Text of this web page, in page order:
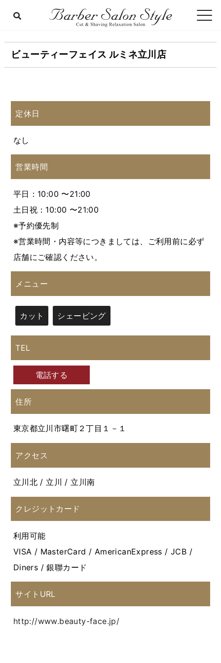
ビューティーフェイス ルミネ立川店
定休日
なし
営業時間
平日：10:00 〜21:00
土日祝：10:00 〜21:00
※予約優先制
※営業時間・内容等につきましては、ご利用前に必ず
店舗にご確認ください。
メニュー
カット シェービング
TEL
電話する
住所
東京都立川市曙町２丁目１－１
アクセス
立川北 / 立川 / 立川南
クレジットカード
利用可能
VISA / MasterCard / AmericanExpress / JCB /
Diners / 銀聯カード
サイトURL
http://www.beauty-face.jp/